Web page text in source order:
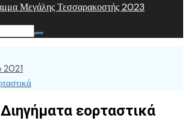
Μεγάλης Τεσσαρακοστής 2023
2021
Διηγήματα εορταστικά